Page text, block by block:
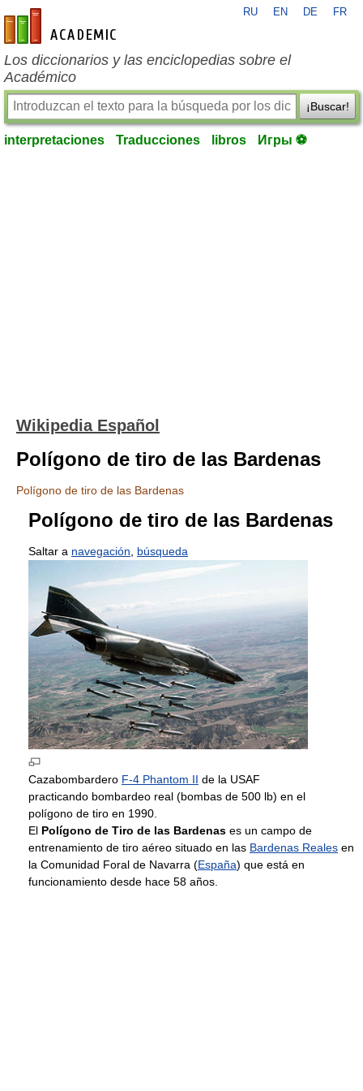
es-academic.com
RU EN DE FR
Los diccionarios y las enciclopedias sobre el
Académico
¡Buscar!
interpretaciones Traducciones libros Игры ⚽
Wikipedia Español
Polígono de tiro de las Bardenas
Polígono de tiro de las Bardenas
Polígono de tiro de las Bardenas
Saltar a navegación búsqueda
Cazabombardero F-4 Phantom II de la USAF
practicando bombardeo real (bombas de 500 lb) en el
polígono de tiro en 1990.
El Polígono de Tiro de las Bardenas es un campo de
entrenamiento de tiro aéreo situado en las Bardenas Reales en
la Comunidad Foral de Navarra (España) que está en
funcionamiento desde hace 58 años.